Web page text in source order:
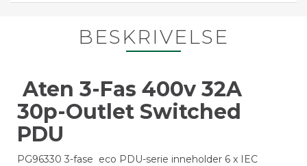
BESKRIVELSE
Aten 3-Fas 400v 32A
30p-Outlet Switched
PDU
PG96330 3-fase eco PDU-serie inneholder 6 x IEC